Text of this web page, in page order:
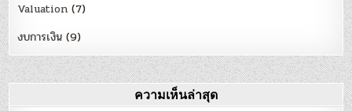
Valuation (7)
งบการเงิน (9)
ความเห็นล่าสุด